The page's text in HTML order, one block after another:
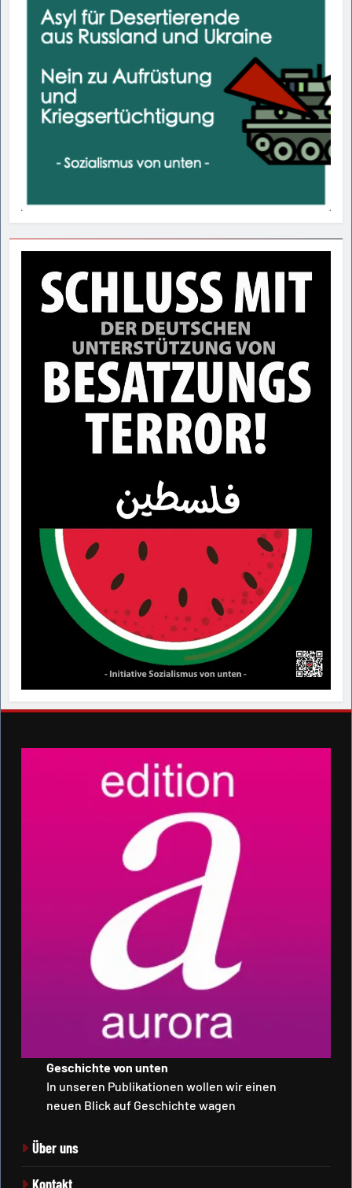
Geschichte von unten
In unseren Publikationen wollen wir einen
neuen Blick auf Geschichte wagen
Über uns
Kontakt